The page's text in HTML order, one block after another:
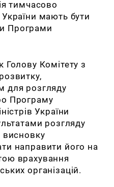
тимчасово
мають бути
Програми
Комітету з
для розгляду
Програму
України
розгляду
висновку
направити його на
врахування
організацій.